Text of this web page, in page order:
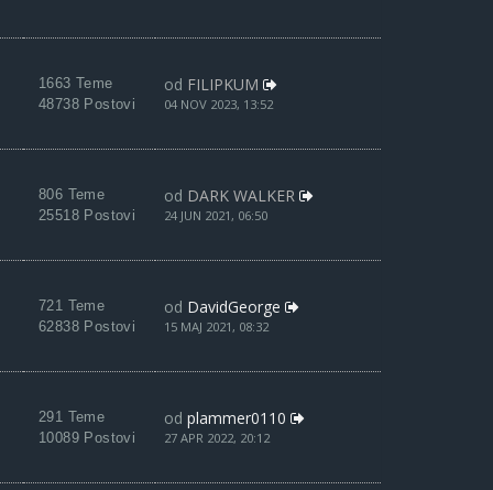
1663 Teme
48738 Postovi
od FILIPKUM
04 NOV 2023, 13:52
806 Teme
25518 Postovi
od DARK WALKER
24 JUN 2021, 06:50
721 Teme
62838 Postovi
od DavidGeorge
15 MAJ 2021, 08:32
291 Teme
10089 Postovi
od plammer0110
27 APR 2022, 20:12